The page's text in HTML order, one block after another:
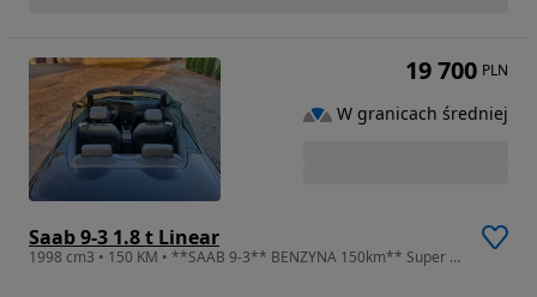
Saab 9-3 1.8 t Linear
1998 cm3 • 150 KM • **SAAB 9-3** BENZYNA 150km** Super Cabrio**Sprowdzony Zarejestrowany**
19 700 PLN
W granicach średniej